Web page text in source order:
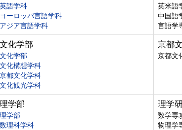
英語学科
ヨーロッパ言語学科
アジア言語学科
英米語
中国語
言語学
文化学部
文化学部
文化構想学科
京都文化学科
文化観光学科
京都
京都文
理学部
理学部
数理科学科
理学
数学専
物理学